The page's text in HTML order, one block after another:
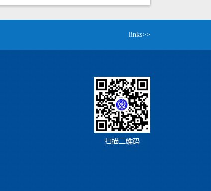
links>>